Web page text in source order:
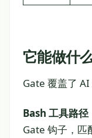
它能做什
Gate 覆盖了
Bash 工具路径
Gate 钩子，匹